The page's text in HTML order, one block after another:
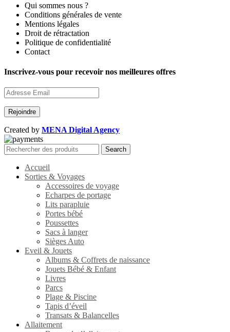
Qui sommes nous ?
Conditions générales de vente
Mentions légales
Droit de rétractation
Politique de confidentialité
Contact
Inscrivez-vous pour recevoir nos meilleures offres
Created by MENA Digital Agency
Search
Accueil
Sorties & Voyages
Accessoires de voyage
Echarpes de portage
Lits parapluie
Portes bébé
Poussettes
Sacs à langer
Sièges Auto
Eveil & Jouets
Albums & Coffrets de naissance
Jouets Bébé & Enfant
Livres
Parcs
Plage & Piscine
Tapis d’éveil
Transats & Balancelles
Allaitement